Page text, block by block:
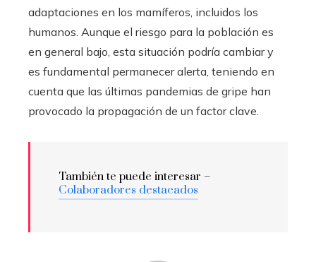
adaptaciones en los mamíferos, incluidos los
humanos. Aunque el riesgo para la población es
en general bajo, esta situación podría cambiar y
es fundamental permanecer alerta, teniendo en
cuenta que las últimas pandemias de gripe han
provocado la propagación de un factor clave.
También te puede interesar –
Colaboradores destacados